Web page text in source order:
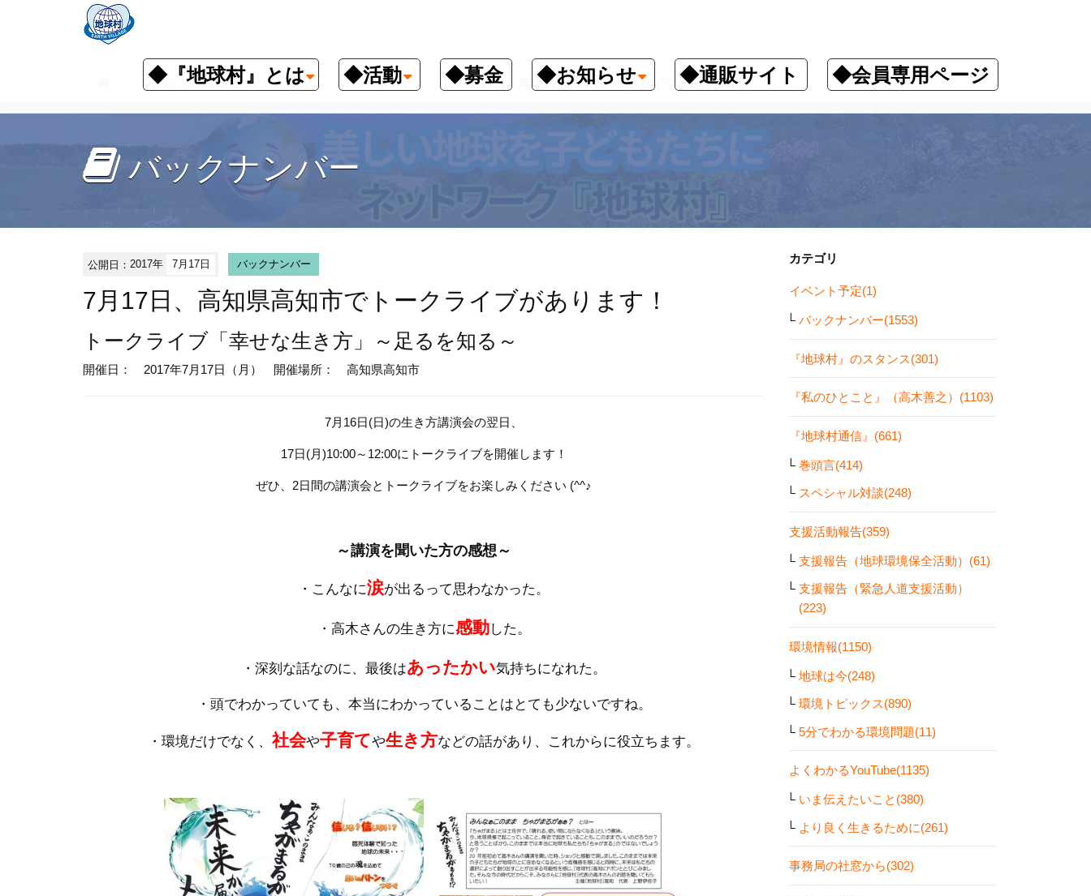
◆『地球村』とは ◆活動 ◆募金 ◆お知らせ ◆通販サイト ◆会員専用ページ
お知らせ イベント予定 バックナンバー 7月17日、高知県高知市でトークライブがあります！
バックナンバー
公開日：2017年 7月17日 バックナンバー
7月17日、高知県高知市でトークライブがあります！
トークライブ「幸せな生き方」～足るを知る～
開催日： 2017年7月17日（月） 開催場所： 高知県高知市
7月16日(日)の生き方講演会の翌日、
17日(月)10:00～12:00にトークライブを開催します！
ぜひ、2日間の講演会とトークライブをお楽しみください (^^♪
～講演を聞いた方の感想～
・こんなに涙が出るって思わなかった。
・高木さんの生き方に感動した。
・深刻な話なのに、最後はあったかい気持ちになれた。
・頭でわかっていても、本当にわかっていることはとても少ないですね。
・環境だけでなく、 社会や子育てや生き方などの話があり、これからに役立ちます。
カテゴリ
イベント予定(1)
バックナンバー(1553)
『地球村』のスタンス(301)
『私のひとこと』（高木善之）(1103)
『地球村通信』(661)
巻頭言(414)
スペシャル対談(248)
支援活動報告(359)
支援報告（地球環境保全活動）(61)
支援報告（緊急人道支援活動）
(223)
環境情報(1150)
地球は今(248)
環境トピックス(890)
5分でわかる環境問題(11)
よくわかるYouTube(1135)
いま伝えたいこと(380)
より良く生きるために(261)
事務局の社窓から(302)